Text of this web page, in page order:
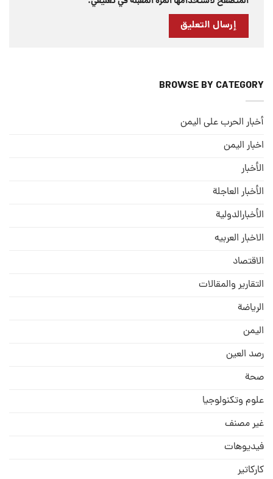
BROWSE BY CATEGORY
أخبار الحرب على اليمن
اخبار اليمن
الأخبار
الأخبار العاجلة
الأخبارالدولية
الاخبار العربيه
الاقتصاد
التقارير والمقالات
الریاضة
الیمن
رصد العین
صحة
علوم وتكنولوجيا
غير مصنف
فيديوهات
كاركاتير